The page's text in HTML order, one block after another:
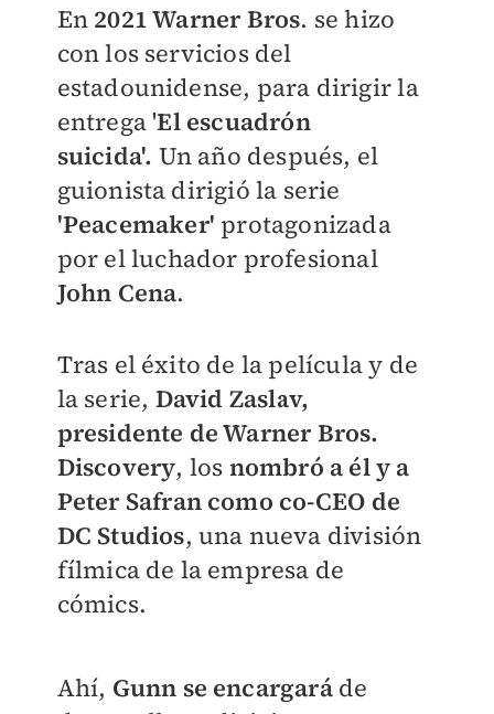
En 2021 Warner Bros. se hizo
con los servicios del
estadounidense, para dirigir la
entrega 'El escuadrón
suicida'. Un año después, el
guionista dirigió la serie
'Peacemaker' protagonizada
por el luchador profesional
John Cena.
Tras el éxito de la película y de
la serie, David Zaslav,
presidente de Warner Bros.
Discovery, los nombró a él y a
Peter Safran como co-CEO de
DC Studios, una nueva división
fílmica de la empresa de
cómics.
Ahí, Gunn se encargará de